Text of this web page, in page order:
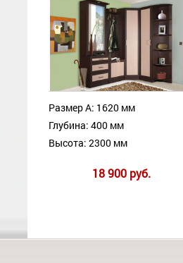
Размер А: 1620 мм
Глубина: 400 мм
Высота: 2300 мм
18 900 руб.